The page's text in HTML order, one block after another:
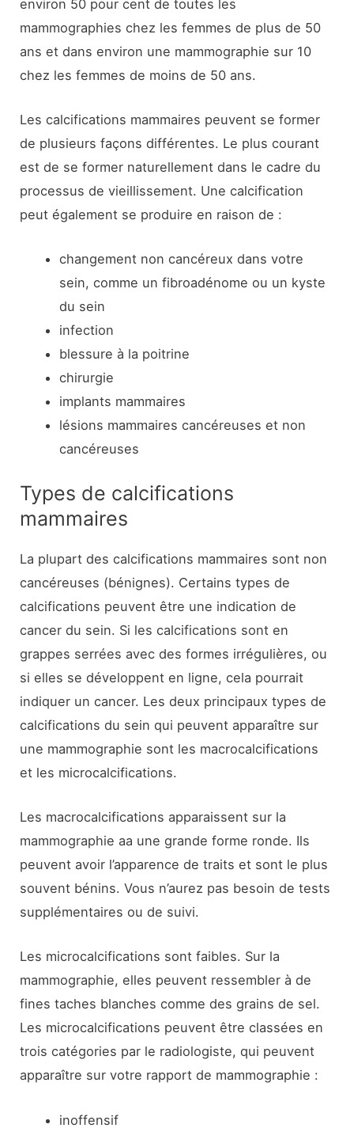
environ 50 pour cent de toutes les
mammographies chez les femmes de plus de 50
ans et dans environ une mammographie sur 10
chez les femmes de moins de 50 ans.
Les calcifications mammaires peuvent se former
de plusieurs façons différentes. Le plus courant
est de se former naturellement dans le cadre du
processus de vieillissement. Une calcification
peut également se produire en raison de :
changement non cancéreux dans votre
sein, comme un fibroadénome ou un kyste
du sein
infection
blessure à la poitrine
chirurgie
implants mammaires
lésions mammaires cancéreuses et non
cancéreuses
Types de calcifications
mammaires
La plupart des calcifications mammaires sont non
cancéreuses (bénignes). Certains types de
calcifications peuvent être une indication de
cancer du sein. Si les calcifications sont en
grappes serrées avec des formes irrégulières, ou
si elles se développent en ligne, cela pourrait
indiquer un cancer. Les deux principaux types de
calcifications du sein qui peuvent apparaître sur
une mammographie sont les macrocalcifications
et les microcalcifications.
Les macrocalcifications apparaissent sur la
mammographie aa une grande forme ronde. Ils
peuvent avoir l’apparence de traits et sont le plus
souvent bénins. Vous n’aurez pas besoin de tests
supplémentaires ou de suivi.
Les microcalcifications sont faibles. Sur la
mammographie, elles peuvent ressembler à de
fines taches blanches comme des grains de sel.
Les microcalcifications peuvent être classées en
trois catégories par le radiologiste, qui peuvent
apparaître sur votre rapport de mammographie :
inoffensif